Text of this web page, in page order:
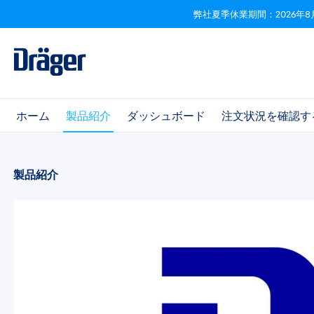
Skip to B2B platform navigation
弊社夏季休業期間：2026年8
ホーム 製品紹介 ダッシュボード 注文状況を確認す
製品紹介